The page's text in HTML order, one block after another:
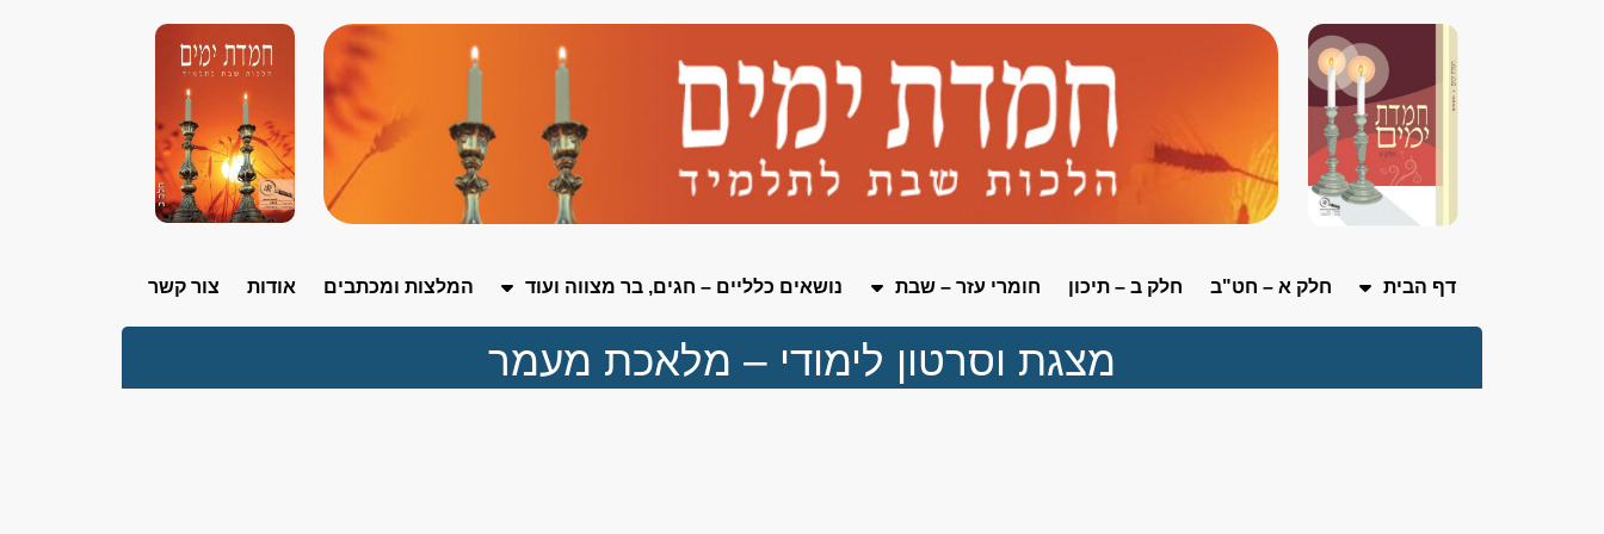
דף הבית חלק א – חט"ב חלק ב – תיכון חומרי עזר – שבת נושאים כלליים – חגים, בר מצווה ועוד המלצות ומכתבים אודות צור קשר
מצגת וסרטון לימודי – מלאכת מעמר